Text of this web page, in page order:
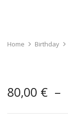
Home Birthday
80,00 € –